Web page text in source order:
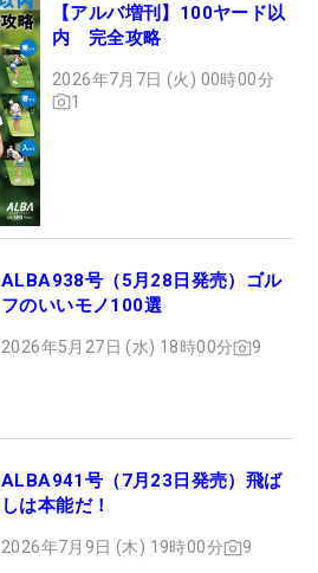
【アルバ増刊】100ヤード以
内 完全攻略
2026年7月7日 (火) 00時00分
1
ALBA938号（5月28日発売）ゴル
フのいいモノ100選
2026年5月27日 (水) 18時00分 9
ALBA941号（7月23日発売）飛ば
しは本能だ！
2026年7月9日 (木) 19時00分 9